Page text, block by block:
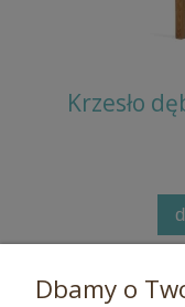
Krzesło
Dbamy o